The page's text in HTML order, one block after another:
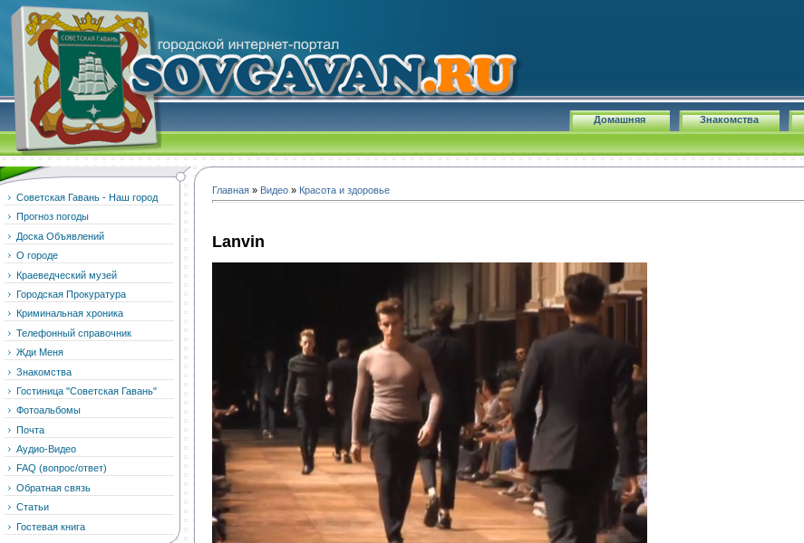
Знакомства
Домашняя
Советская Гавань - Наш город
Прогноз погоды
Доска Объявлений
О городе
Краеведческий музей
Городская Прокуратура
Криминальная хроника
Телефонный справочник
Жди Меня
Знакомства
Гостиница "Советская Гавань"
Фотоальбомы
Почта
Аудио-Видео
FAQ (вопрос/ответ)
Обратная связь
Статьи
Гостевая книга
Главная » Видео » Красота и здоровье
Lanvin